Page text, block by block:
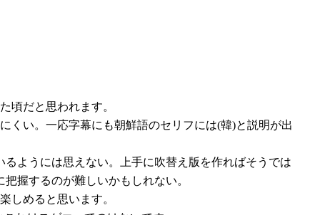
頃だと思われます。
くい。一応字幕にも朝鮮語のセリフには(韓)と説明が出
ようには思えない。上手に吹替え版を作ればそうでは
握するのが難しいかもしれない。
しめると思います。